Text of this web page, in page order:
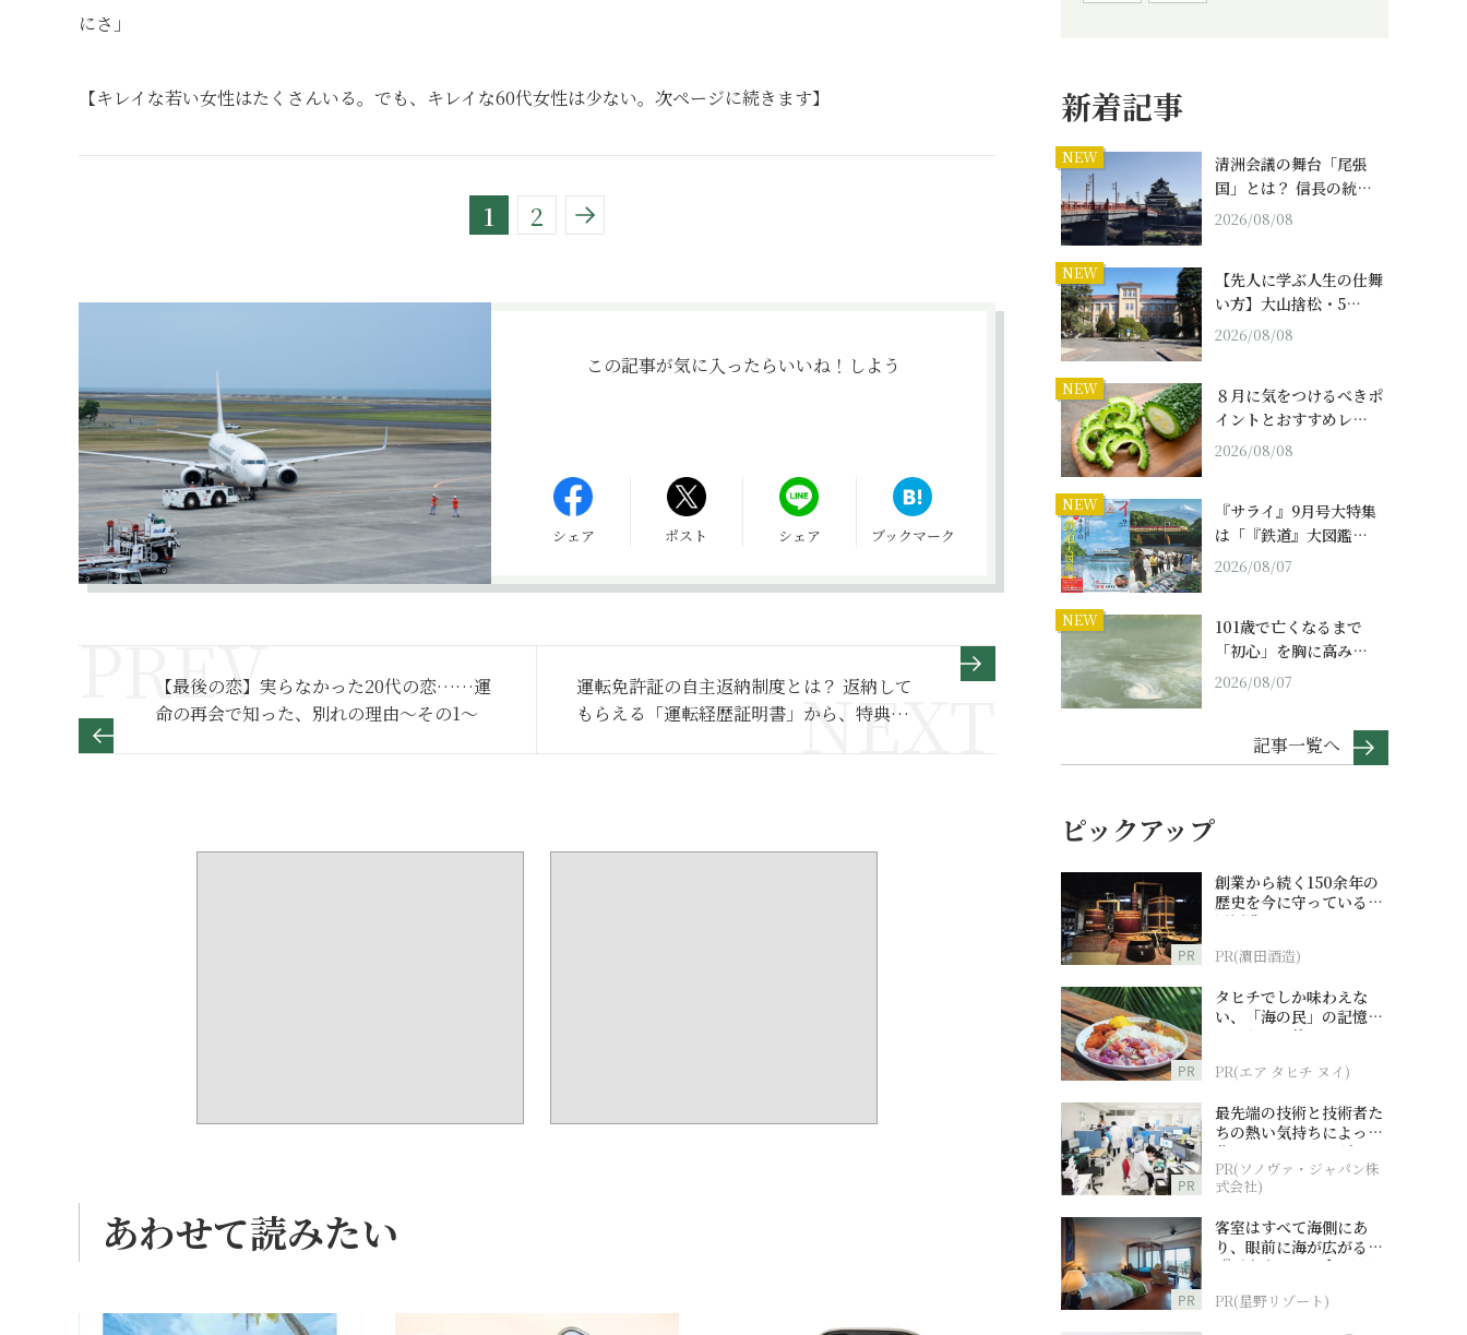
にさ」
【キレイな若い女性はたくさんいる。でも、キレイな60代女性は少ない。次ページに続きます】
1 2
この記事が気に入ったらいいね！しよう
シェア ポスト シェア ブックマーク
【最後の恋】実らなかった20代の恋……運
命の再会で知った、別れの理由～その1～
運転免許証の自主返納制度とは？ 返納して
もらえる「運転経歴証明書」から、特典・
あわせて読みたい
新着記事
NEW
清洲会議の舞台「尾張
国」とは？ 信長の統…
2026/08/08
NEW
【先人に学ぶ人生の仕舞
い方】大山捨松・5…
2026/08/08
NEW
８月に気をつけるべきポ
イントとおすすめレ…
2026/08/08
NEW
『サライ』9月号大特集
は「『鉄道』大図鑑…
2026/08/07
NEW
101歳で亡くなるまで
「初心」を胸に高み…
2026/08/07
記事一覧へ
ピックアップ
PR
創業から続く150余年の
歴史を今に守っている濵
田酒造
PR(濵田酒造)
PR
タヒチでしか味わえな
い、「海の民」の記憶へ
とつながる旅
PR(エア タヒチ ヌイ)
PR
最先端の技術と技術者た
ちの熱い気持ちによって
作られているオーダーメ
イド補聴器
PR(ソノヴァ・ジャパン株
式会社)
PR
客室はすべて海側にあ
り、眼前に海が広がる
『西表島ホテル by 星野
PR(星野リゾート)